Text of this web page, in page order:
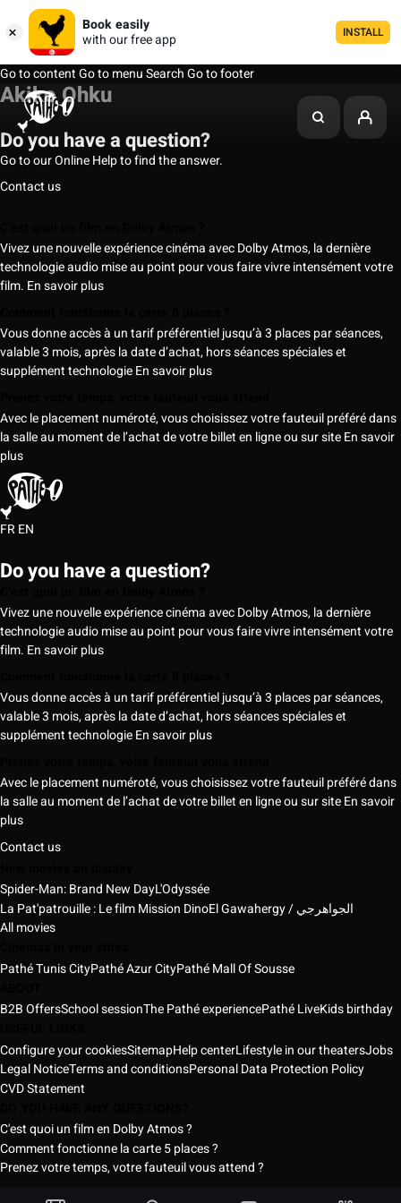
Book easily
with our free app
INSTALL
Go to contentGo to menuSearchGo to footer
Akiko Ohku
Do you have a question?
Go to our Online Help to find the answer.
Contact us
Vivez une nouvelle expérience cinéma avec Dolby Atmos, la dernière
technologie audio mise au point pour vous faire vivre intensément votre
film. En savoir plus
Vous donne accès à un tarif préférentiel jusqu’à 3 places par séances,
valable 3 mois, après la date d’achat, hors séances spéciales et
supplément technologieEn savoir plus
Avec le placement numéroté, vous choisissez votre fauteuil préféré dans
la salle au moment de l’achat de votre billet en ligne ou sur siteEn savoir
plus
FREN
Do you have a question?
Vivez une nouvelle expérience cinéma avec Dolby Atmos, la dernière
technologie audio mise au point pour vous faire vivre intensément votre
film. En savoir plus
Vous donne accès à un tarif préférentiel jusqu’à 3 places par séances,
valable 3 mois, après la date d’achat, hors séances spéciales et
supplément technologieEn savoir plus
Avec le placement numéroté, vous choisissez votre fauteuil préféré dans
la salle au moment de l’achat de votre billet en ligne ou sur siteEn savoir
plus
Contact us
Spider-Man: Brand New DayL'Odyssée
La Pat'patrouille : Le film Mission Dino
El Gawahergy / الجواهرجي
All movies
Pathé Tunis CityPathé Azur CityPathé Mall Of Sousse
B2B OffersSchool sessionThe Pathé experiencePathé LiveKids birthday
Configure your cookiesSitemapHelp centerLifestyle in our theatersJobs
Legal NoticeTerms and conditionsPersonal Data Protection Policy
CVD Statement
C'est quoi un film en Dolby Atmos ?
Comment fonctionne la carte 5 places ?
Prenez votre temps, votre fauteuil vous attend ?